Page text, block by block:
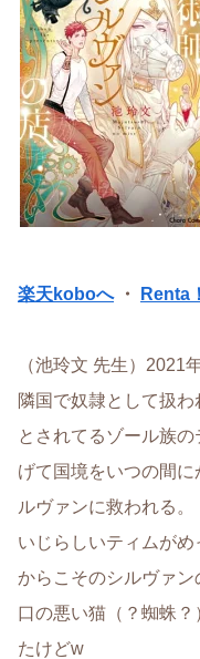
楽天koboへ・ Renta
（池玲文 先生）2021
隣国で奴隷として扱
とされてるゾール族
げて国境をいつの間
ルヴァンに救われる。
いじらしいティムが
からこそのシルヴァン
口の悪い猫（？蜘蛛
たけどw